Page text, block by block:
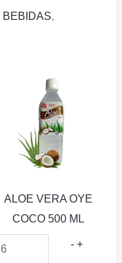
BEBIDAS,
ALOE VERA OYE
COCO 500 ML
- ALOE
+